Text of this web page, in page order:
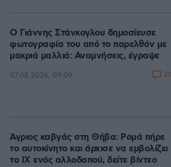
Ο Γιάννης Στάνκογλου δημοσίευσε
φωτογραφία του από το παρελθόν με
μακριά μαλλιά: Αναμνήσεις, έγραψε
07.08.2026, 09:09 21
Άγριος καβγάς στη Θήβα: Ρομά πήρε
το αυτοκίνητο και άρχισε να εμβολίζει
το ΙΧ ενός αλλοδαπού, δείτε βίντεο